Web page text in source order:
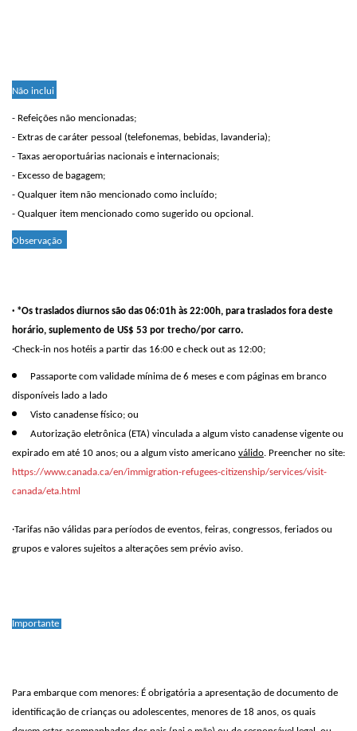
Não inclui
- Refeições não mencionadas;
- Extras de caráter pessoal (telefonemas, bebidas, lavanderia);
- Taxas aeroportuárias nacionais e internacionais;
- Excesso de bagagem;
- Qualquer item não mencionado como incluído;
- Qualquer item mencionado como sugerido ou opcional.
Observação
· *Os traslados diurnos são das 06:01h às 22:00h, para traslados fora deste
horário, suplemento de US$ 53 por trecho/por carro.
·Check-in nos hotéis a partir das 16:00 e check out as 12:00;
Passaporte com validade mínima de 6 meses e com páginas em branco
disponíveis lado a lado
Visto canadense físico; ou
Autorização eletrônica (ETA) vinculada a algum visto canadense vigente ou
expirado em até 10 anos; ou a algum visto americano válido. Preencher no site:
https://www.canada.ca/en/immigration-refugees-citizenship/services/visit-
canada/eta.html
·Tarifas não válidas para períodos de eventos, feiras, congressos, feriados ou
grupos e valores sujeitos a alterações sem prévio aviso.
Importante
Para embarque com menores: É obrigatória a apresentação de documento de
identificação de crianças ou adolescentes, menores de 18 anos, os quais